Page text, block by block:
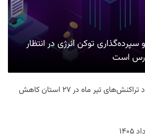
توکن انرژی در انتظار
است
گزارش شاپرک: تعداد تراکنش‌های تیر ماه در ۲۷ استان‌ کاهش